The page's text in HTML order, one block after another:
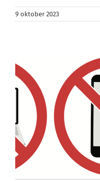
9 oktober 2023